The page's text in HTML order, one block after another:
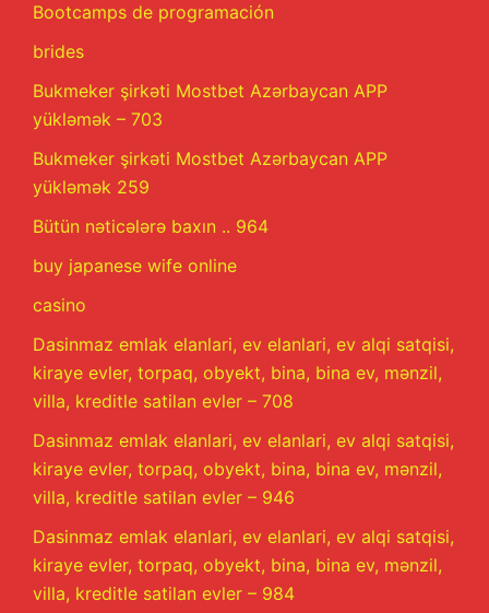
Bootcamps de programación
brides
Bukmeker şirkəti Mostbet Azərbaycan APP
yükləmək – 703
Bukmeker şirkəti Mostbet Azərbaycan APP
yükləmək 259
Bütün nəticələrə baxın .. 964
buy japanese wife online
casino
Dasinmaz emlak elanlari, ev elanlari, ev alqi satqisi,
kiraye evler, torpaq, obyekt, bina, bina ev, mənzil,
villa, kreditle satilan evler – 708
Dasinmaz emlak elanlari, ev elanlari, ev alqi satqisi,
kiraye evler, torpaq, obyekt, bina, bina ev, mənzil,
villa, kreditle satilan evler – 946
Dasinmaz emlak elanlari, ev elanlari, ev alqi satqisi,
kiraye evler, torpaq, obyekt, bina, bina ev, mənzil,
villa, kreditle satilan evler – 984